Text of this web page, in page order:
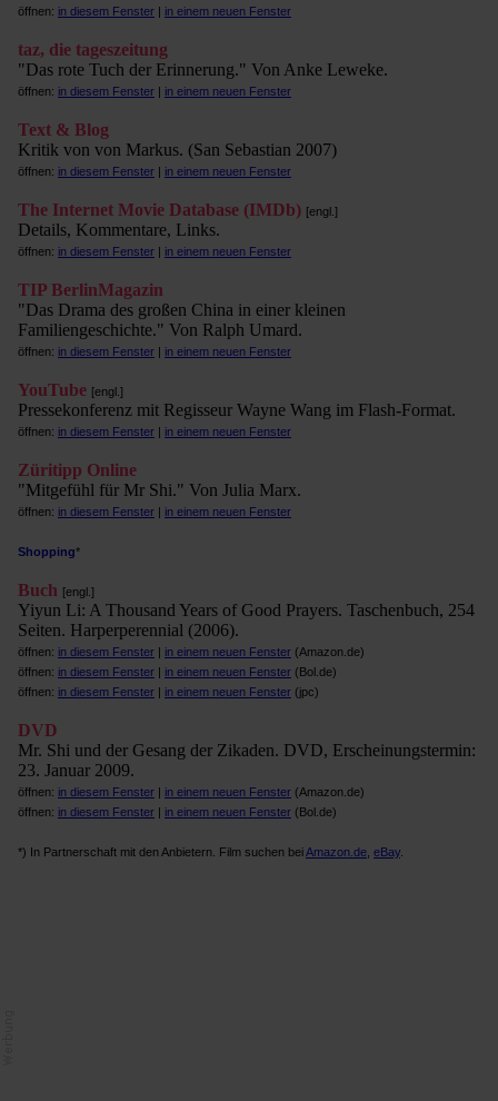
öffnen: in diesem Fenster | in einem neuen Fenster
taz, die tageszeitung
"Das rote Tuch der Erinnerung." Von Anke Leweke.
öffnen: in diesem Fenster | in einem neuen Fenster
Text & Blog
Kritik von von Markus. (San Sebastian 2007)
öffnen: in diesem Fenster | in einem neuen Fenster
The Internet Movie Database (IMDb) [engl.]
Details, Kommentare, Links.
öffnen: in diesem Fenster | in einem neuen Fenster
TIP BerlinMagazin
"Das Drama des großen China in einer kleinen
Familiengeschichte." Von Ralph Umard.
öffnen: in diesem Fenster | in einem neuen Fenster
YouTube [engl.]
Pressekonferenz mit Regisseur Wayne Wang im Flash-Format.
öffnen: in diesem Fenster | in einem neuen Fenster
Züritipp Online
"Mitgefühl für Mr Shi." Von Julia Marx.
öffnen: in diesem Fenster | in einem neuen Fenster
Shopping*
Buch [engl.]
Yiyun Li: A Thousand Years of Good Prayers. Taschenbuch, 254
Seiten. Harperperennial (2006).
öffnen: in diesem Fenster | in einem neuen Fenster (Amazon.de)
öffnen: in diesem Fenster | in einem neuen Fenster (Bol.de)
öffnen: in diesem Fenster | in einem neuen Fenster (jpc)
DVD
Mr. Shi und der Gesang der Zikaden. DVD, Erscheinungstermin:
23. Januar 2009.
öffnen: in diesem Fenster | in einem neuen Fenster (Amazon.de)
öffnen: in diesem Fenster | in einem neuen Fenster (Bol.de)
*) In Partnerschaft mit den Anbietern. Film suchen beiAmazon.de eBay